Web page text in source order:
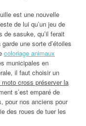
est une nouvelle
de lui qu’un jeu de
de sasuke, qu’il ferait
une sorte d’étoiles
coloriage animaux
municipales en
il faut choisir un
moto cross préserver la
s’est emparé de
pour nos anciens pour
des roues de tuer les